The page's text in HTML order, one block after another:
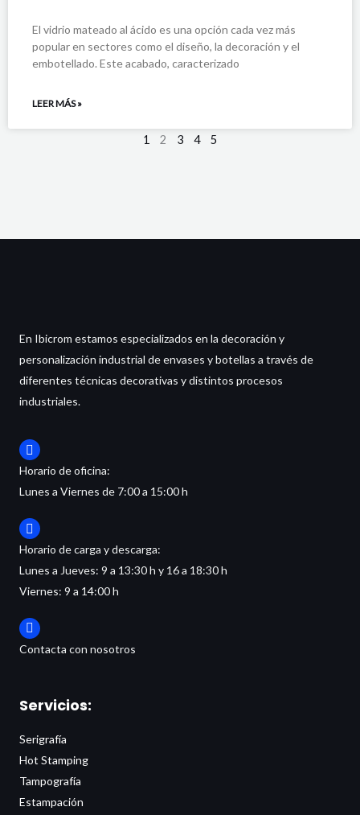
El vidrio mateado al ácido es una opción cada vez más
popular en sectores como el diseño, la decoración y el
embotellado. Este acabado, caracterizado
LEER MÁS »
1 2 3 4 5
En Ibicrom estamos especializados en la decoración y
personalización industrial de envases y botellas a través de
diferentes técnicas decorativas y distintos procesos
industriales.
Horario de oficina:
Lunes a Viernes de 7:00 a 15:00 h
Horario de carga y descarga:
Lunes a Jueves: 9 a 13:30 h y 16 a 18:30 h
Viernes: 9 a 14:00 h
Contacta con nosotros
Servicios:
Serigrafía
Hot Stamping
Tampografía
Estampación